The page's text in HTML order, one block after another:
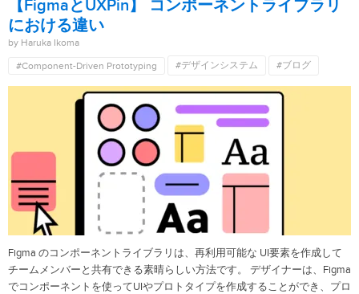
【FigmaとUXPin】 コンポーネントライブラリ
における違い
by Haruka Ikoma
#Component-Driven Prototyping #デザインシステム #ブログ
Figma のコンポーネントライブラリは、再利用可能な UI要素を作成して
チームメンバーと共有できる素晴らしい方法です。 デザイナーは、Figma
でコンポーネントを使ってUIやプロトタイプを作成することができ、プロ